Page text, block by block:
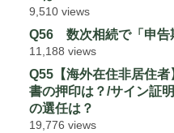
9,510 views
Q56 数次相続で「申告
11,188 views
Q55【海外在住非居住
書の押印は？/サイン証
の選任は？
19,776 views